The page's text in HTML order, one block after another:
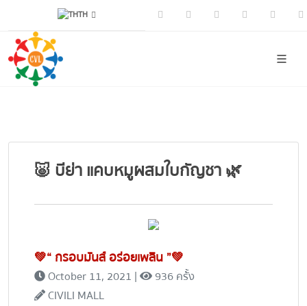
TH Facebook Youtube Instagram Tiktok
🐷 บีย่า แคบหมูผสมใบกัญชา 🌿
💚“ กรอบมันส์ อร่อยเพลิน ”💚
October 11, 2021 |
936 ครั้้ง
CIVILI MALL